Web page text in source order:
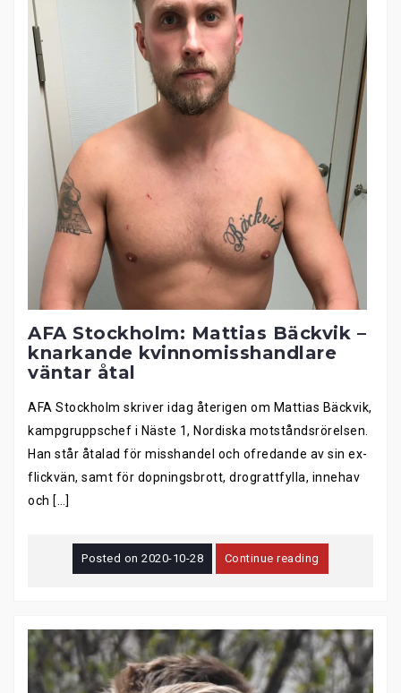
AFA Stockholm: Mattias Bäckvik –
knarkande kvinnomisshandlare
väntar åtal
AFA Stockholm skriver idag återigen om Mattias Bäckvik,
kampgruppschef i Näste 1, Nordiska motståndsrörelsen.
Han står åtalad för misshandel och ofredande av sin ex-
flickvän, samt för dopningsbrott, drograttfylla, innehav
och […]
Posted on2020-10-28 Continue reading